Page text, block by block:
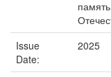
Issue
Date:
2025